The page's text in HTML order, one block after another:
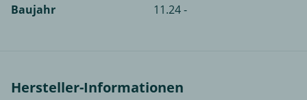
Baujahr
11.24 -
Hersteller-Informationen